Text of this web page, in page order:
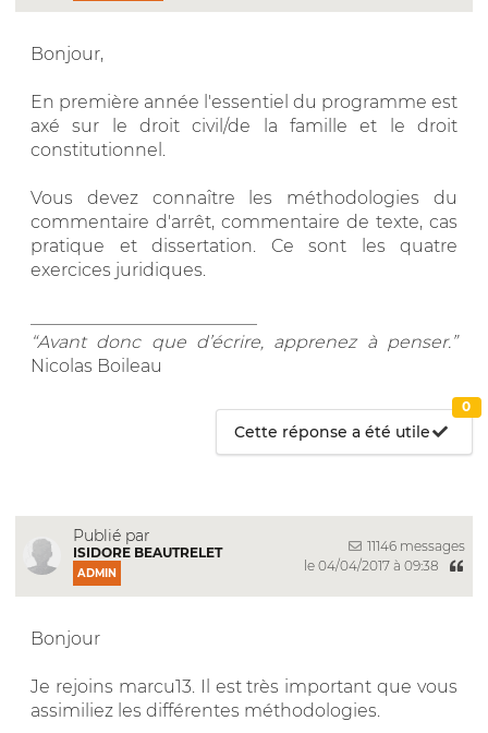
Bonjour,
En première année l'essentiel du programme est
axé sur le droit civil/de la famille et le droit
constitutionnel.
Vous devez connaître les méthodologies du
commentaire d'arrêt, commentaire de texte, cas
pratique et dissertation. Ce sont les quatre
exercices juridiques.
“Avant donc que d’écrire, apprenez à penser.”
Nicolas Boileau
Cette réponse a été utile
0
Publié par
ISIDORE BEAUTRELET
ADMIN
11146 messages
le 04/04/2017 à 09:38
Bonjour
Je rejoins marcu13. Il est très important que vous
assimiliez les différentes méthodologies.